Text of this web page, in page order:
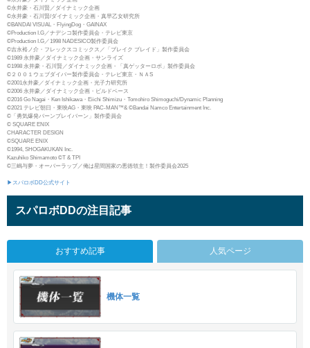
©永井豪・石川賢／ダイナミック企画
©永井豪・石川賢/ダイナミック企画・真早乙女研究所
©BANDAI VISUAL・FlyingDog・GAINAX
©Production I.G／ナデシコ製作委員会・テレビ東京
©Production I.G／1998 NADESICO製作委員会
©吉永裕ノ介・フレックスコミックス／「ブレイク ブレイド」製作委員会
©1989 永井豪／ダイナミック企画・サンライズ
©1998 永井豪・石川賢／ダイナミック企画・「真ゲッターロボ」製作委員会
©２００１ウェブダイバー製作委員会・テレビ東京・ＮＡS
©2001永井豪／ダイナミック企画・光子力研究所
©2006 永井豪／ダイナミック企画・ビルドベース
©2016 Go Nagai・Ken Ishikawa・Eiichi Shimizu・Tomohiro Shimoguchi/Dynamic Planning
©2021 テレビ朝日・東映AG・東映 PAC-MAN™& ©Bandai Namco Entertainment Inc.
©「勇気爆発バーンブレイバーン」製作委員会
© SQUARE ENIX
CHARACTER DESIGN
©SQUARE ENIX
©1994, SHOGAKUKAN Inc.
Kazuhiko Shimamoto ©T & TPI
©三嶋与夢・オーバーラップ／俺は星間国家の悪徳領主！製作委員会2025
▶スパロボDD公式サイト
スパロボDDの注目記事
おすすめ記事 人気ページ
機体一覧